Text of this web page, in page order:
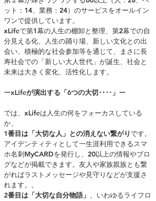
ット：14、業務：24）のサービスをオールイン
ワンで提供しています。
xLifeで第1幕の人生の棚卸と整理、第2幕での自
分見える化、人生の踊り場、新しい文化との出
会い、積極的な社会参加等を通じて、まさに長
寿社会での「新しい大人世代」が誕生、社会と
未来は大きく変化、活性化します。
ーxLifeが演出する「6つの大切‥‥」 ー
では、xLifeは人生の何をフォーカスしている
か、
1番目は「大切な人」との消えない繋がり です。
アイデンティティとして一生涯利用できるスマ
ホ名刺MyCARDを発行し、20以上の情報やブロ
グなどが掲載できます。友人や家族親族とも繋
がればラストメッセージや見守りなどが支援さ
れます。。
2番目は「大切な自分物語」 、いわゆるライフロ